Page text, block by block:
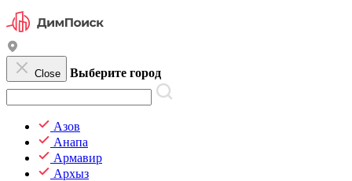
Close Выберите город
Азов
Анапа
Армавир
Архыз